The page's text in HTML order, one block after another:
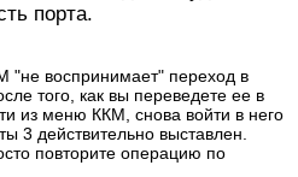
порта.
"не воспринимает" переход в
того, как вы переведете ее в
из меню ККМ, снова войти в него
3 действительно выставлен.
повторите операцию по